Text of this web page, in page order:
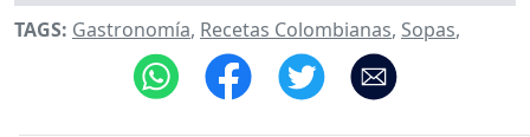
TAGS: Gastronomía, Recetas Colombianas, Sopas,